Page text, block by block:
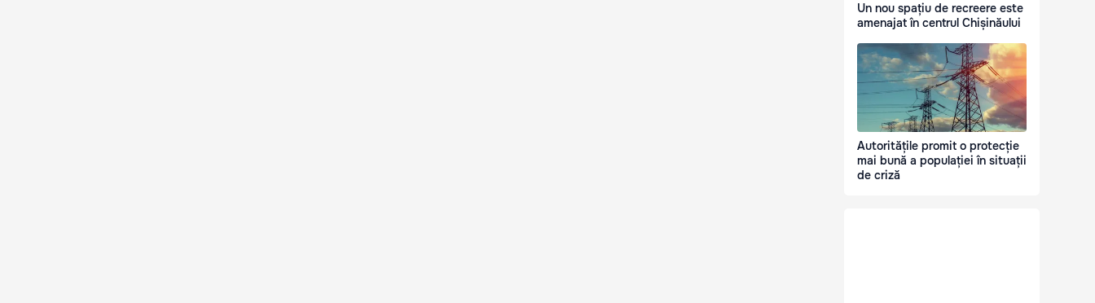
Un nou spațiu de recreere este
amenajat în centrul Chișinăului
Autoritățile promit o protecție
mai bună a populației în situații
de criză